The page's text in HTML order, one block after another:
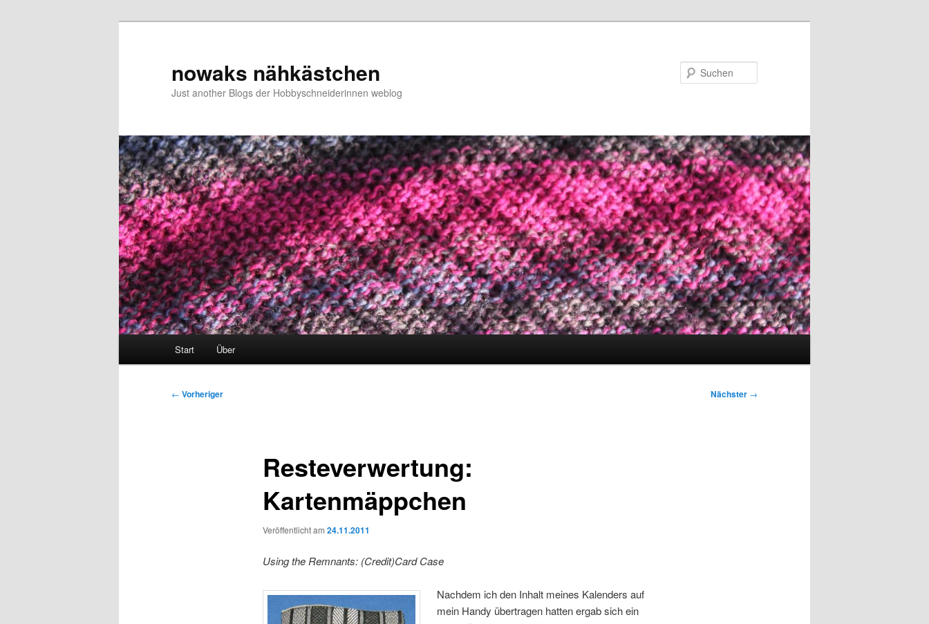
nowaks nähkästchen
Just another Blogs der Hobbyschneiderinnen weblog
Start Über
Beitragsnavigation
← Vorheriger Nächster →
Resteverwertung:
Kartenmäppchen
Veröffentlicht am 24.11.2011
Using the Remnants: (Credit)Card Case
Nachdem ich den Inhalt meines Kalenders auf
mein Handy übertragen hatten ergab sich ein